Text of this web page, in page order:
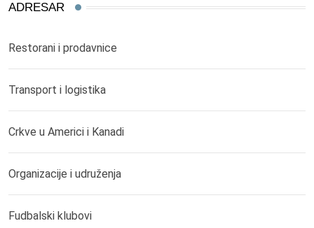
ADRESAR
Restorani i prodavnice
Transport i logistika
Crkve u Americi i Kanadi
Organizacije i udruženja
Fudbalski klubovi